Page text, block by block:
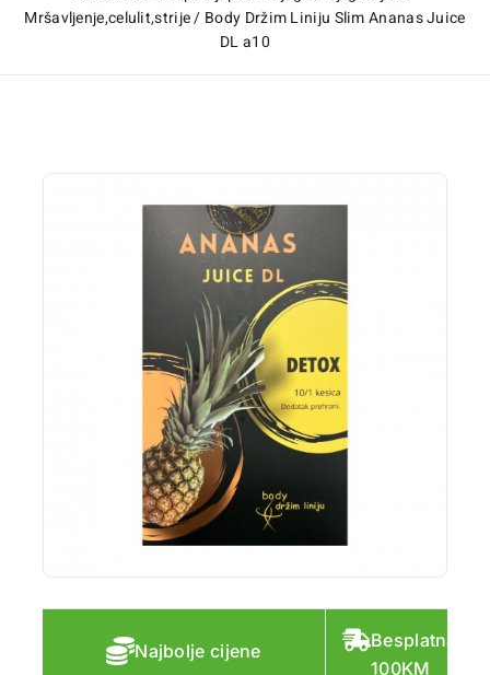
Mršavljenje,celulit,strije/ Body Držim Liniju Slim Ananas Juice
DL a10
Najbolje cijene
Besplatna
100KM